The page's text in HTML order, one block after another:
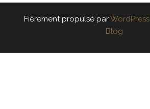
Fièrement propulsé parWordPress
Blog